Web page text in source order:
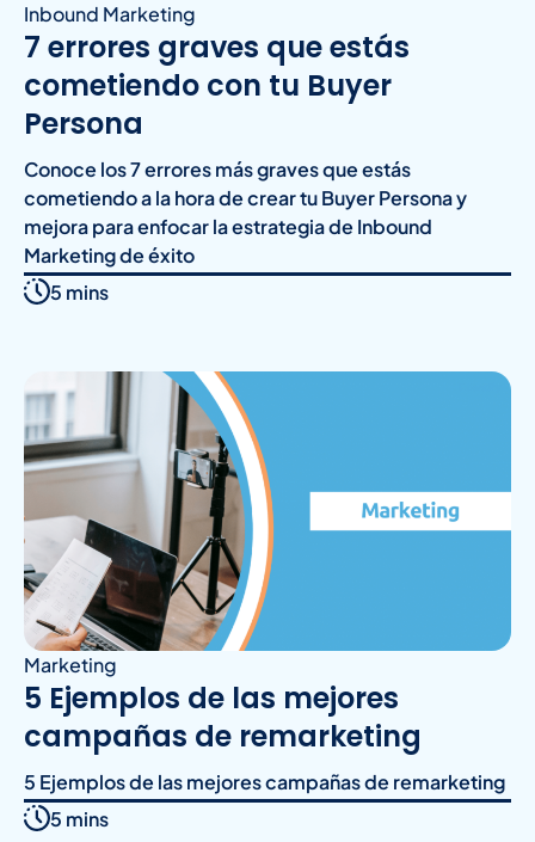
Inbound Marketing
7 errores graves que estás
cometiendo con tu Buyer
Persona
Conoce los 7 errores más graves que estás
cometiendo a la hora de crear tu Buyer Persona y
mejora para enfocar la estrategia de Inbound
Marketing de éxito
5 mins
Marketing
5 Ejemplos de las mejores
campañas de remarketing
5 Ejemplos de las mejores campañas de remarketing
5 mins